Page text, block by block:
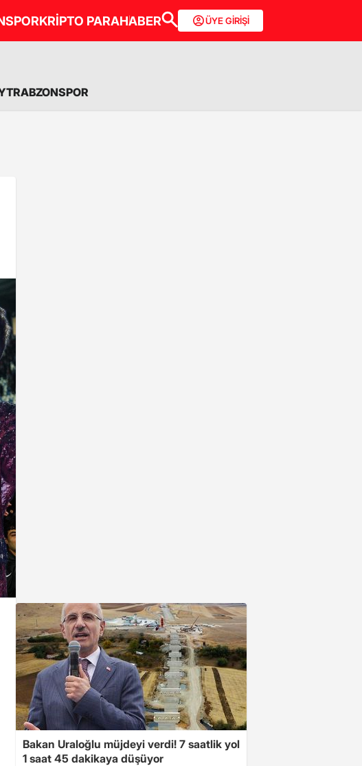
SPORKRİPTO PARAHABER ÜYE GİRİŞİ
TRABZONSPOR
Bakan Uraloğlu müjdeyi verdi! 7 saatlik yol
1 saat 45 dakikaya düşüyor